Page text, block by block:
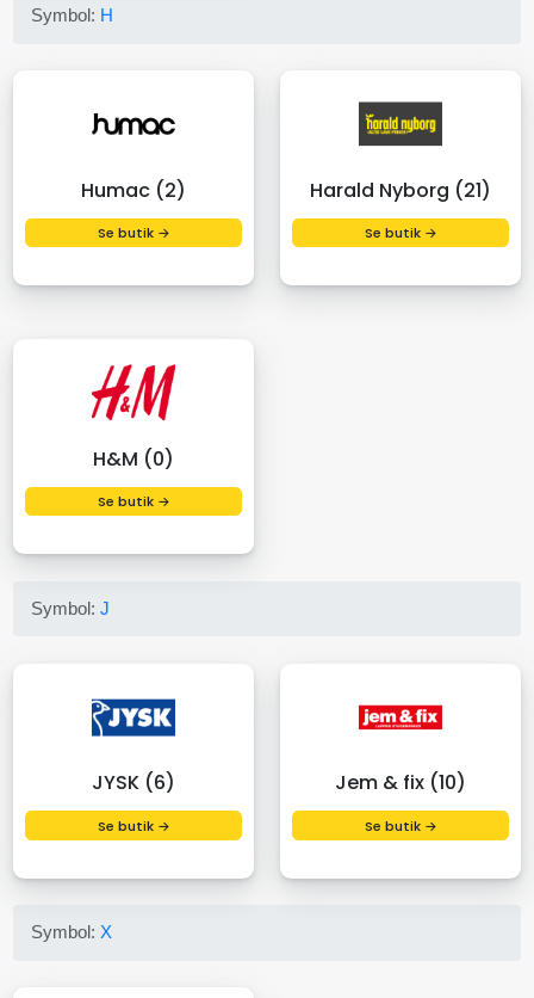
Symbol: H
Humac (2)
Se butik →
Harald Nyborg (21)
Se butik →
H&M (0)
Se butik →
Symbol:J
JYSK (6)
Se butik →
Jem & fix (10)
Se butik →
Symbol: X